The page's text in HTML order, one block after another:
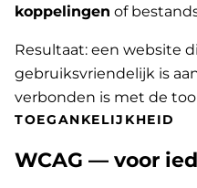
koppelingen of
Resultaat: een website
gebruiksvriendelijk is
verbonden is met de
TOEGANKELIJKHEID
WCAG — voor